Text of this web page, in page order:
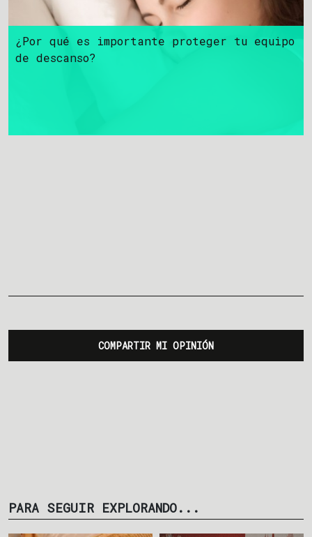
¿Por qué es importante proteger tu equipo
de descanso?
COMPARTIR MI OPINIÓN
PARA SEGUIR EXPLORANDO...